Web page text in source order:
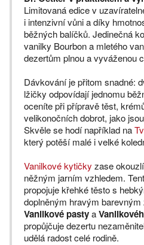
Limitovaná edice v
i intenzivní vůni a díky
běžných balíčků. Jedinečná
vanilky Bourbon a mletého
dezertům plnou a vyváženou
Dávkování je přitom snadné:
lžičky odpovídají jednomu
oceníte při přípravě těst,
velikonočních dobrot, jako jsou
Skvěle se hodí například na
který potěší malé i velké
Vanilkové kytičky zase
něžným jarním vzhledem.
propojuje křehké těsto s
doplněným hravým
Vanilkové pastya
propůjčuje dezertu
udělá radost celé rodině.